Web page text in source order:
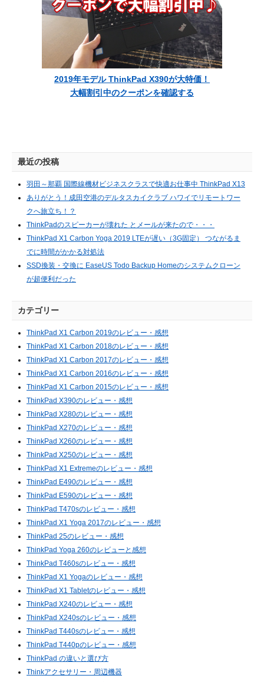
2019年モデル ThinkPad X390が大特価！
大幅割引中のクーポンを確認する
最近の投稿
羽田～那覇 国際線機材ビジネスクラスで快適お仕事中 ThinkPad X13
ありがとう！成田空港のデルタスカイクラブ ハワイでリモートワー
クへ旅立ち！？
ThinkPadのスピーカーが壊れた とメールが来たので・・・
ThinkPad X1 Carbon Yoga 2019 LTEが遅い（3G固定） つながるま
でに時間がかかる対処法
SSD換装・交換に EaseUS Todo Backup Homeのシステムクローン
が超便利だった
カテゴリー
ThinkPad X1 Carbon 2019のレビュー・感想
ThinkPad X1 Carbon 2018のレビュー・感想
ThinkPad X1 Carbon 2017のレビュー・感想
ThinkPad X1 Carbon 2016のレビュー・感想
ThinkPad X1 Carbon 2015のレビュー・感想
ThinkPad X390のレビュー・感想
ThinkPad X280のレビュー・感想
ThinkPad X270のレビュー・感想
ThinkPad X260のレビュー・感想
ThinkPad X250のレビュー・感想
ThinkPad X1 Extremeのレビュー・感想
ThinkPad E490のレビュー・感想
ThinkPad E590のレビュー・感想
ThinkPad T470sのレビュー・感想
ThinkPad X1 Yoga 2017のレビュー・感想
ThinkPad 25のレビュー・感想
ThinkPad Yoga 260のレビューと感想
ThinkPad T460sのレビュー・感想
ThinkPad X1 Yogaのレビュー・感想
ThinkPad X1 Tabletのレビュー・感想
ThinkPad X240のレビュー・感想
ThinkPad X240sのレビュー・感想
ThinkPad T440sのレビュー・感想
ThinkPad T440pのレビュー・感想
ThinkPad の違いと選び方
Thinkアクセサリー・周辺機器